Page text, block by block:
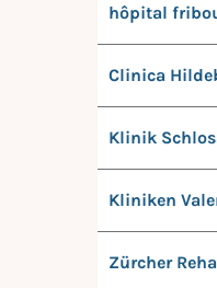
hôpital
Clinica
Klinik
Kliniken
Zürcher